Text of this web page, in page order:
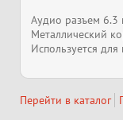
Аудио разъем 6.3
Металлический
Используется
Перейти в каталог